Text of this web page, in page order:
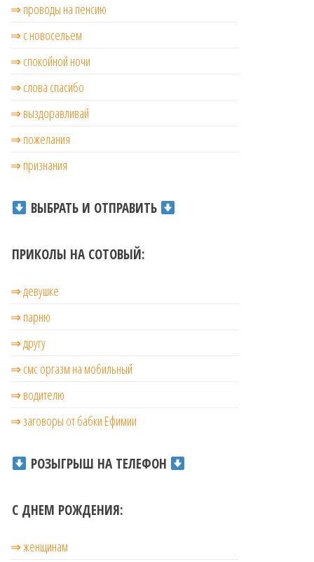
⇒ проводы на пенсию
⇒ с новосельем
⇒ cпокойной ночи
⇒ слова спасибо
⇒ выздоравливай
⇒ пожелания
⇒ признания
ВЫБРАТЬ И ОТПРАВИТЬ
ПРИКОЛЫ НА СОТОВЫЙ:
⇒ девушке
⇒ парню
⇒ другу
⇒ смс оргазм на мобильный
⇒ водителю
⇒ заговоры от бабки Ефимии
РОЗЫГРЫШ НА ТЕЛЕФОН
С ДНЕМ РОЖДЕНИЯ:
⇒ женщинам